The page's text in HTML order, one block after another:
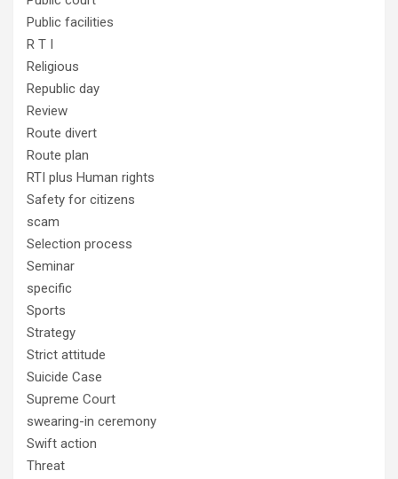
Public facilities
R T I
Religious
Republic day
Review
Route divert
Route plan
RTI plus Human rights
Safety for citizens
scam
Selection process
Seminar
specific
Sports
Strategy
Strict attitude
Suicide Case
Supreme Court
swearing-in ceremony
Swift action
Threat